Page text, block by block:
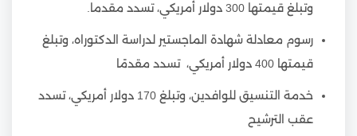
وتبلغ قيمتها 300 دولار أمريكي، تسدد مقدما.
رسوم معادلة شهادة الماجستير لدراسة الدكتوراه، وتبلغ
قيمتها 400 دولار أمريكي، تسدد مقدمًا
خدمة التنسيق للوافدين، وتبلغ 170 دولار أمريكي، تسدد
عقب الترشيح